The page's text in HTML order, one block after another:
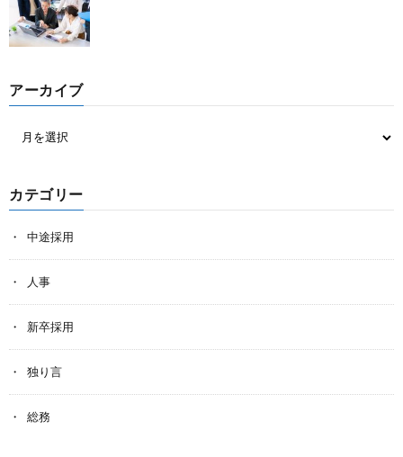
アーカイブ
カテゴリー
中途採用
人事
新卒採用
独り言
総務